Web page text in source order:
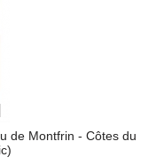
de Montfrin - Côtes du